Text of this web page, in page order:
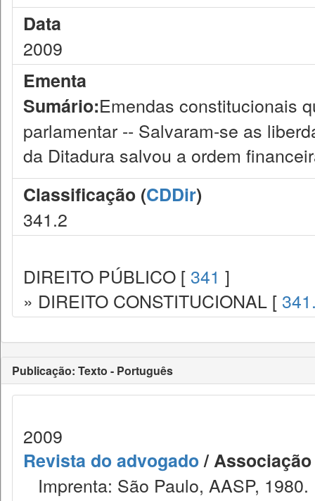
Data
2009
Ementa
Sumário:Emendas constitucionais
parlamentar -- Salvaram-se as
da Ditadura salvou a ordem
Classificação (CDDir)
341.2
DIREITO PÚBLICO [ 341 ]
» DIREITO CONSTITUCIONAL [
Publicação: Texto - Português
2009
Revista do advogado/
Imprenta: São Paulo, AASP, 1980.